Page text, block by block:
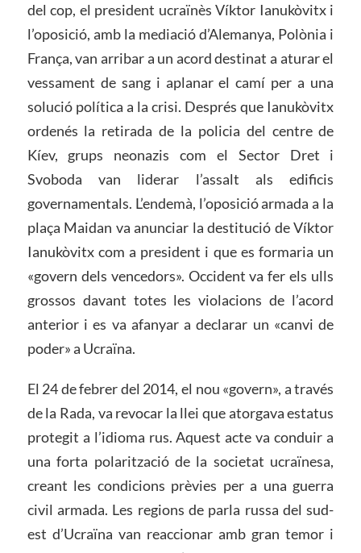
del cop, el president ucraïnès Víktor Ianukòvitx i
l’oposició, amb la mediació d’Alemanya, Polònia i
França, van arribar a un acord destinat a aturar el
vessament de sang i aplanar el camí per a una
solució política a la crisi. Després que Ianukòvitx
ordenés la retirada de la policia del centre de
Kíev, grups neonazis com el Sector Dret i
Svoboda van liderar l’assalt als edificis
governamentals. L’endemà, l’oposició armada a la
plaça Maidan va anunciar la destitució de Víktor
Ianukòvitx com a president i que es formaria un
«govern dels vencedors». Occident va fer els ulls
grossos davant totes les violacions de l’acord
anterior i es va afanyar a declarar un «canvi de
poder» a Ucraïna.
El 24 de febrer del 2014, el nou «govern», a través
de la Rada, va revocar la llei que atorgava estatus
protegit a l’idioma rus. Aquest acte va conduir a
una forta polarització de la societat ucraïnesa,
creant les condicions prèvies per a una guerra
civil armada. Les regions de parla russa del sud-
est d’Ucraïna van reaccionar amb gran temor i